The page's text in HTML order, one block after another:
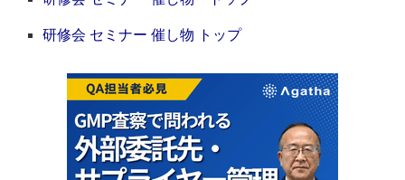
研修会 セミナー 催し物 トップ